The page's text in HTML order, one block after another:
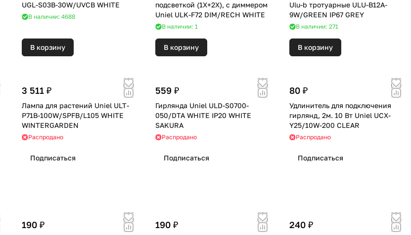
UGL-S03B-30W/UVCB WHITE
В наличии: 4688
В корзину
подсветкой (1Х+2Х), с диммером
Uniel ULK-F72 DIM/RECH WHITE
В наличии: 1
В корзину
Ulu-b тротуарные ULU-B12A-
9W/GREEN IP67 GREY
В наличии: 271
В корзину
3 511 ₽
Лампа для растений Uniel ULT-
P71B-100W/SPFB/L105 WHITE
WINTERGARDEN
Распродано
Подписаться
559 ₽
Гирлянда Uniel ULD-S0700-
050/DTA WHITE IP20 WHITE
SAKURA
Распродано
Подписаться
80 ₽
Удлинитель для подключения
гирлянд, 2м. 10 Вт Uniel UCX-
Y25/10W-200 CLEAR
Распродано
Подписаться
190 ₽ 190 ₽ 240 ₽